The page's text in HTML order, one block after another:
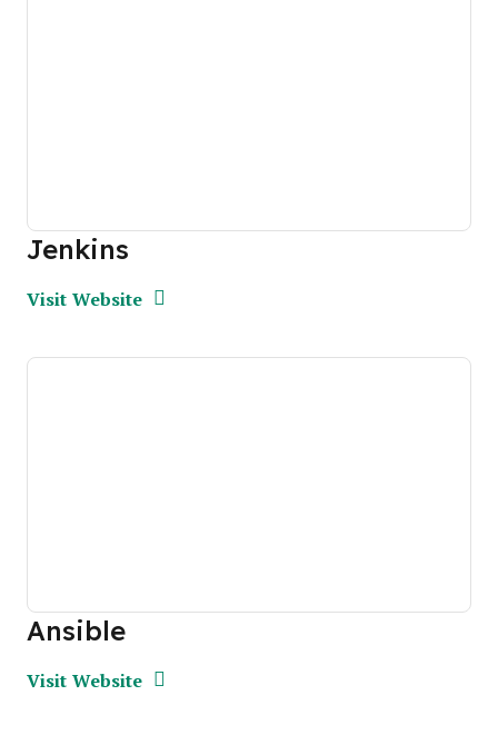
Jenkins
Visit WebsiteOpens New Window
Ansible
Visit WebsiteOpens New Window